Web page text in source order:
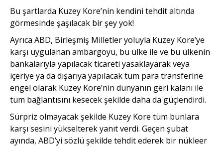
Bu şartlarda Kuzey Kore’nin kendini tehdit altında
görmesinde şaşılacak bir şey yok!
Ayrıca ABD, Birleşmiş Milletler yoluyla Kuzey Kore’ye
karşı uygulanan ambargoyu, bu ülke ile ve bu ülkenin
bankalarıyla yapılacak ticareti yasaklayarak veya
içeriye ya da dışarıya yapılacak tüm para transferine
engel olarak Kuzey Kore’nin dünyanın geri kalanı ile
tüm bağlantısını kesecek şekilde daha da güçlendirdi.
Sürpriz olmayacak şekilde Kuzey Kore tüm bunlara
karşı sesini yükselterek yanıt verdi. Geçen şubat
ayında, ABD’yi sözlü şekilde tehdit ederek bir nükleer